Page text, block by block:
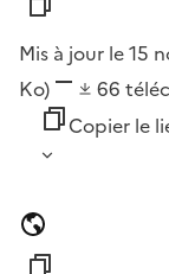
Mis à jour le 15
Ko)
66
Copier le